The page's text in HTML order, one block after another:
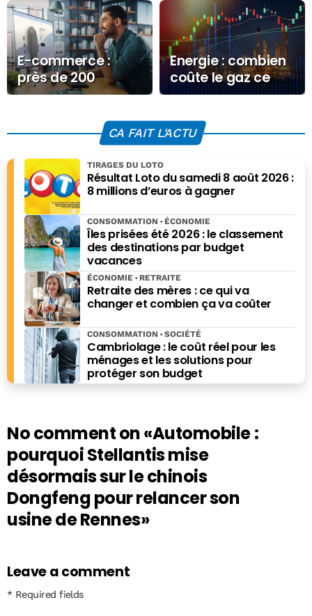
E-commerce :
près de 200
milliards dépensés
Energie : combien
coûte le gaz ce
Vendredi 12
CA FAIT L'ACTU
Résultat Loto du samedi 8 août 2026 :
8 millions d’euros à gagner
TIRAGES DU LOTO
Îles prisées été 2026 : le classement
des destinations par budget
vacances
CONSOMMATION ÉCONOMIE
Retraite des mères : ce qui va
changer et combien ça va coûter
ÉCONOMIE RETRAITE
Cambriolage : le coût réel pour les
ménages et les solutions pour
protéger son budget
CONSOMMATION SOCIÉTÉ
No comment on«Automobile :
pourquoi Stellantis mise
désormais sur le chinois
Dongfeng pour relancer son
usine de Rennes»
Leave a comment
* Required fields